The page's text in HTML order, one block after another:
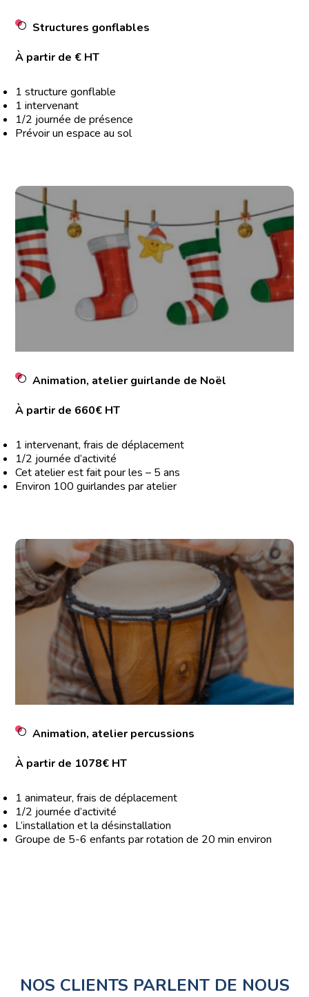
Structures gonflables
À partir de € HT
1 structure gonflable
1 intervenant
1/2 journée de présence
Prévoir un espace au sol
Animation, atelier guirlande de Noël
À partir de 660€ HT
1 intervenant, frais de déplacement
1/2 journée d’activité
Cet atelier est fait pour les – 5 ans
Environ 100 guirlandes par atelier
Animation, atelier percussions
À partir de 1078€ HT
1 animateur, frais de déplacement
1/2 journée d’activité
L’installation et la désinstallation
Groupe de 5-6 enfants par rotation de 20 min environ
NOS CLIENTS PARLENT DE NOUS